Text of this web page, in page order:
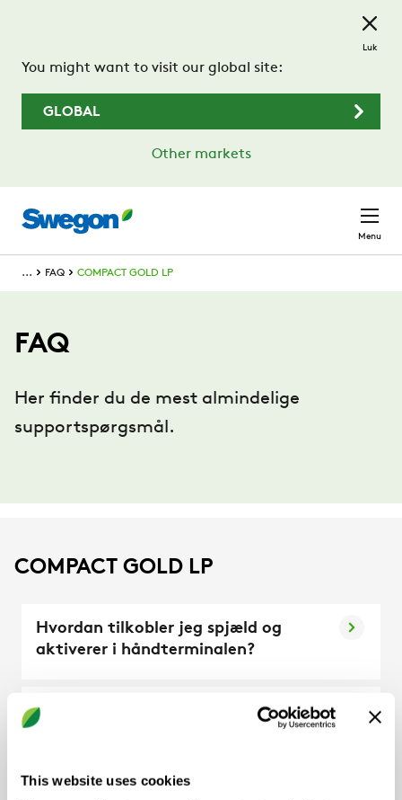
This website uses cookies
You might want to visit our global site:
GLOBAL
Other markets
Luk
Menu
... FAQ COMPACT GOLD LP
FAQ
Her finder du de mest almindelige
supportspørgsmål.
COMPACT GOLD LP
Hvordan tilkobler jeg spjæld og
aktiverer i håndterminalen?
Hvad er koden til login på Compact